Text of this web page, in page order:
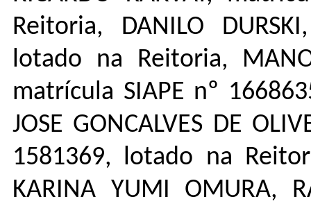
Reitoria, DANILO
lotado na Reitoria,
matrícula SIAPE nº
JOSE GONCALVES DE
1581369, lotado na
KARINA YUMI OMURA,